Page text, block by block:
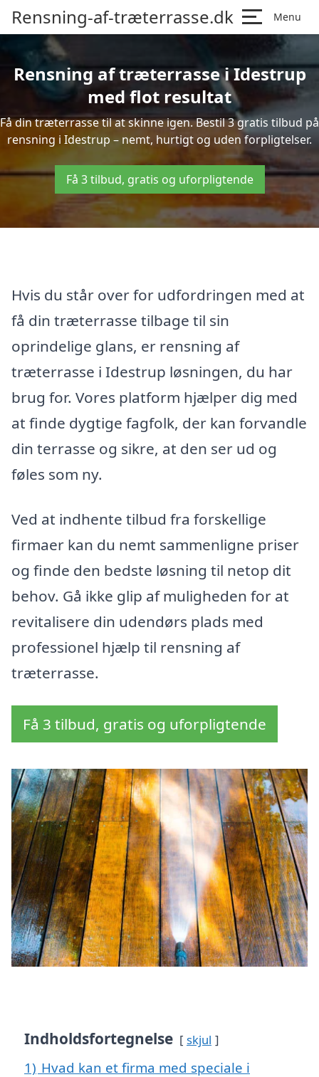
Rensning-af-træterrasse.dk Menu
Rensning af træterrasse i Idestrup
med flot resultat
Få din træterrasse til at skinne igen. Bestil 3 gratis tilbud på
rensning i Idestrup – nemt, hurtigt og uden forpligtelser.
Få 3 tilbud, gratis og uforpligtende
Hvis du står over for udfordringen med at
få din træterrasse tilbage til sin
oprindelige glans, er rensning af
træterrasse i Idestrup løsningen, du har
brug for. Vores platform hjælper dig med
at finde dygtige fagfolk, der kan forvandle
din terrasse og sikre, at den ser ud og
føles som ny.
Ved at indhente tilbud fra forskellige
firmaer kan du nemt sammenligne priser
og finde den bedste løsning til netop dit
behov. Gå ikke glip af muligheden for at
revitalisere din udendørs plads med
professionel hjælp til rensning af
træterrasse.
Få 3 tilbud, gratis og uforpligtende
Indholdsfortegnelse skjul
1) Hvad kan et firma med speciale i